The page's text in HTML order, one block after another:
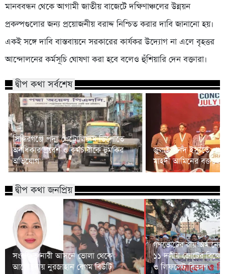
মানববন্ধন থেকে আগামী জাতীয় বাজেটে দক্ষিণাঞ্চলের উন্নয়ন
প্রকল্পগুলোর জন্য প্রয়োজনীয় বরাদ্দ নিশ্চিত করার দাবি জানানো হয়।
একই সঙ্গে দাবি বাস্তবায়নে সরকারের কার্যকর উদ্যোগ না এলে বৃহত্তর
আন্দোলনের কর্মসূচি ঘোষণা করা হবে বলেও হুঁশিয়ারি দেন বক্তারা।
দ্বীপ কথা সর্বশেষ
সিদ্ধিরগঞ্জে পদ্মা পেট্রোলিয়াম ডিপোতে
অনধিকার প্রবেশ ও কর্মচারীকে হুমকির
অভিযোগ
জুলাই সনদ ইস্যুতে
মাহদী আমিনের
দ্বীপ কথা জনপ্রিয়
সংরক্ষিত নারী আসনে ভোলা থেকে
আলোচনায় নুরজাহান বেগম বিউটি
গণভোটের রায়
১১ দলীয় জোটের
ও লিফলেট বিতরণ